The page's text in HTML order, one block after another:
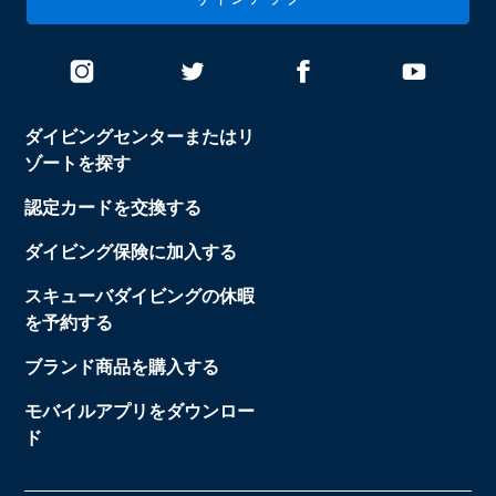
ダイビングセンターまたはリ
ゾートを探す
認定カードを交換する
ダイビング保険に加入する
スキューバダイビングの休暇
を予約する
ブランド商品を購入する
モバイルアプリをダウンロー
ド